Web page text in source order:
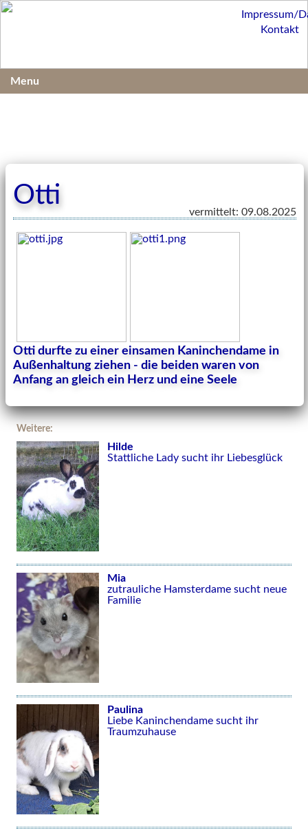
Otti
vermittelt: 09.08.2025
Otti durfte zu einer einsamen Kaninchendame in
Außenhaltung ziehen - die beiden waren von
Anfang an gleich ein Herz und eine Seele
Weitere:
Hilde
Stattliche Lady sucht ihr Liebesglück
Mia
zutrauliche Hamsterdame sucht neue
Familie
Paulina
Liebe Kaninchendame sucht ihr
Traumzuhause
Impressum/
Kontakt
Menu